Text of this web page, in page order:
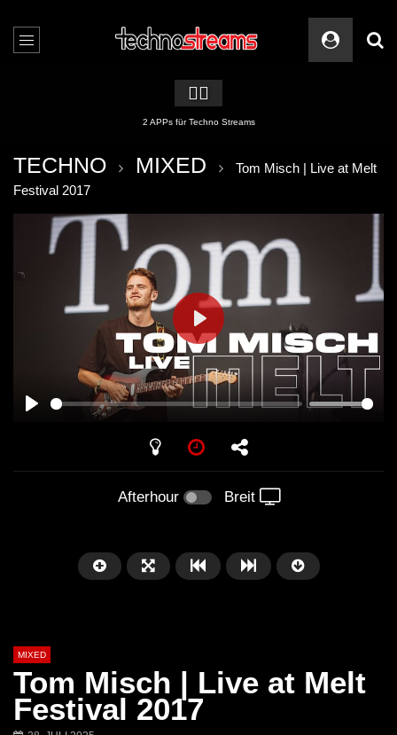
🏳️‍🌈
2 APPs für Techno Streams
TECHNO MIXED
Tom Misch | Live at Melt
Festival 2017
PLAY
Afterhour Breit
MIXED
Tom Misch | Live at Melt
Festival 2017